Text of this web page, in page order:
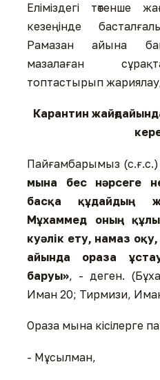
Еліміздегі төтенше
кезеңінде
Рамазан айына
мазалаған
топтастырып
Карантин
Пайғамбарымыз
мына бес нәрсеге
басқа құдайдың
Мұхаммед оның құлы
куәлік ету, намаз
айында ораза
баруы», - деген.
Иман 20; Тирмизи,
Ораза мына кісілерге
- Мұсылман,